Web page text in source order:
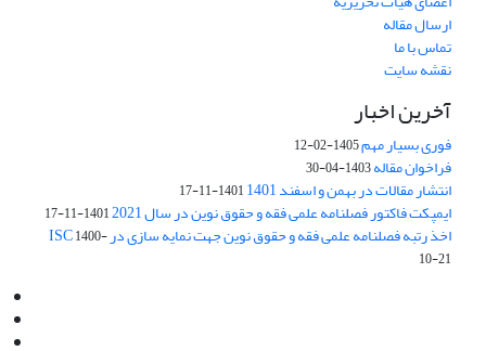
ارسال مقاله
تماس با ما
نقشه سایت
آخرین اخبار
فوری بسیار مهم1405-02-12
فراخوان مقاله1403-04-30
انتشار مقالات در بهمن و اسفند 1401 1401-11-17
ایمپکت فاکتور فصلنامه علمی فقه و حقوق نوین در سال 2021 1401-11-17
اخذ رتبه فصلنامه علمی فقه و حقوق نوین جهت نمایه سازی در ISC1400-
10-21